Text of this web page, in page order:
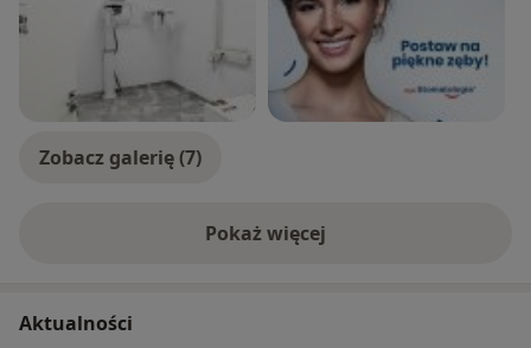
W ramach zespołu lekarzy skupionych w ramach mojej
Stomatologii oraz we współpracy z fizjoterapeutą
zajmuję się kompleksowym, interdyscyplinarnym
leczeniem wad zgryzu dzieci i dorosłych, oraz
problematyką chorób stawu skroniowo-żuchwowego.
Zobacz galerię (7)
Pokaż więcejo doświadczeniu
Aktualności